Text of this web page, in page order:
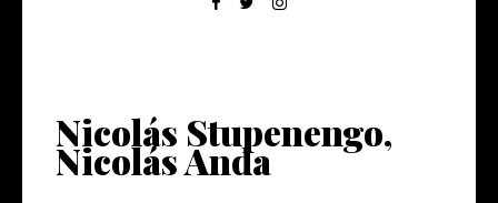
Nicolás Stupenengo,
Nicolás Anda